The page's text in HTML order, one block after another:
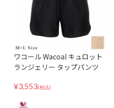
ワコール Wacoal キュロット
ランジェリー タップパンツ
由来素材使用 HDB520 MLサ
¥3,553(税込)